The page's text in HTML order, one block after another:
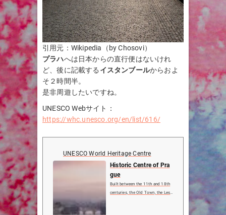
引用元：Wikipedia（by Chosovi）
プラハへは日本からの直行便はないけれ
ど、後に記載する イスタンブールからおよ
そ２時間半。
是非周遊したいですね。
UNESCO Webサイト：
https://whc.unesco.org/en/list/616/
UNESCO World Heritage Centre
Historic Centre of Pra
gue
Built between the 11th and 18th
centuries, the Old Town, the Less